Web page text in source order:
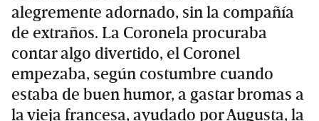
alegremente adornado, sin la compañía
de extraños. La Coronela procuraba
contar algo divertido, el Coronel
empezaba, según costumbre cuando
estaba de buen humor, a gastar bromas a
la vieja francesa, ayudado por Augusta, la